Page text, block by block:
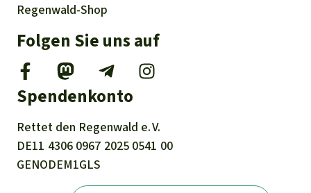
Regenwald-Shop
Folgen Sie uns auf
Spendenkonto
Rettet den Regenwald e. V.
DE11 4306 0967 2025 0541 00
GENODEM1GLS